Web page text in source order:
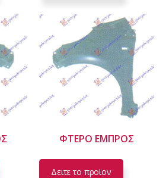
ΦΤΕΡΟ ΕΜΠΡΟΣ
Δειτε το προϊoν